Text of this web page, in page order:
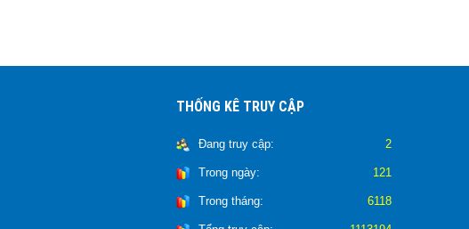
THỐNG KÊ TRUY CẬP
Đang truy cập: 2
Trong ngày: 121
Trong tháng: 6118